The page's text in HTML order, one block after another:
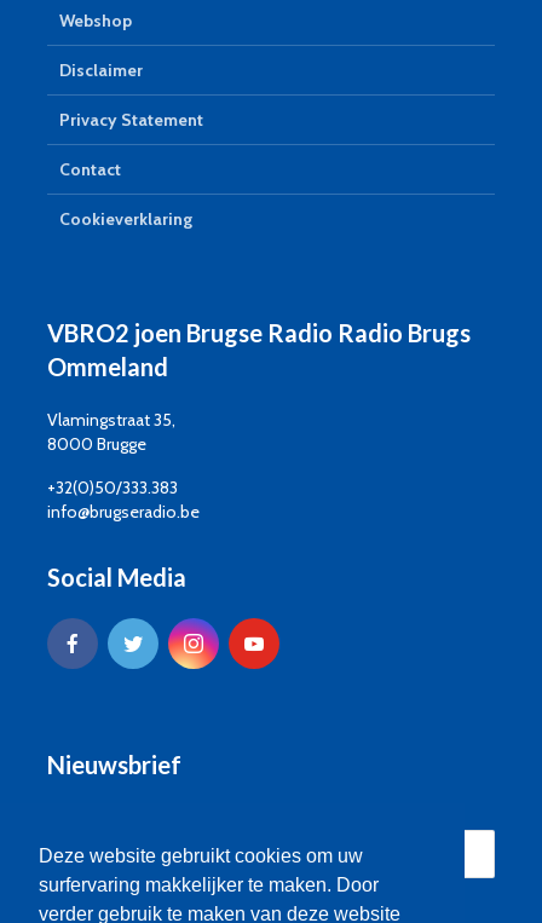
Deze website gebruikt cookies om uw
surfervaring makkelijker te maken. Door
verder gebruik te maken van deze website
Webshop
Disclaimer
Privacy Statement
Contact
Cookieverklaring
VBRO2 joen Brugse Radio Radio Brugs
Ommeland
Vlamingstraat 35,
8000 Brugge
+32(0)50/333.383
info@brugseradio.be
Social Media
Nieuwsbrief